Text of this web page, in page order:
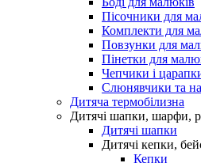
Пісочники для
Комплекти для
Повзунки для
Пінетки для
Чепчики і
Слюнявчики та
Дитяча термобілизна
Дитячі шапки, шарфи,
Дитячі шапки
Дитячі кепки,
Кепки